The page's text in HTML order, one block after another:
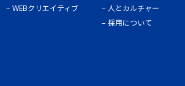
WEBクリエイティブ
人とカルチャー
採用について